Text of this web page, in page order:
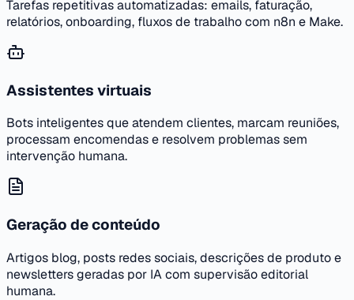
Tarefas repetitivas automatizadas: emails, faturação,
relatórios, onboarding, fluxos de trabalho com n8n e Make.
Assistentes virtuais
Bots inteligentes que atendem clientes, marcam reuniões,
processam encomendas e resolvem problemas sem
intervenção humana.
Geração de conteúdo
Artigos blog, posts redes sociais, descrições de produto e
newsletters geradas por IA com supervisão editorial
humana.